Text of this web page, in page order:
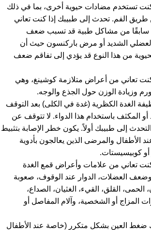
تستخدم مضادات حيوية أخرى، بما في ذلك
طريق الفم. تحدث إلى طبيبك إذا كنت تعاني
سابقًا من مشاكل طبية قد تسبب ضعف
الشديد أو مرض باركنسون حيث أن
من هذا النوع قد يؤدي إلى تفاقم ضعف
تعاني من أعراض متلازمة كوشينغ، وهي
وزيادة الوزن حول الجذع والوجه.
الغدة الكظرية (غدة في الكلى) بعد التوقف
أو المكثف باستخدام هذا الدواء. لا تتوقف عن
إلى طبيبك أولاً. يكون خطر الإصابة بتثبيط
الأطفال والمرضى الذين يعالجون بأدوية
أو كوبيسيستات.
تعاني من علامات وأعراض قمع الغدة
العضلات، الدوار عند الوقوف، صعوبة
الحمى، القلق، القيء، الغثيان، الصداع،
المزاج أو الشخصية، وآلام المفاصل أو
ضغط العين بشكل متكرر (خاصة عند الأطفال